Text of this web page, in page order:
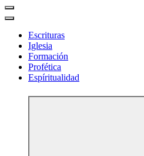
Escrituras
Iglesia
Formación
Profética
Espíritualidad